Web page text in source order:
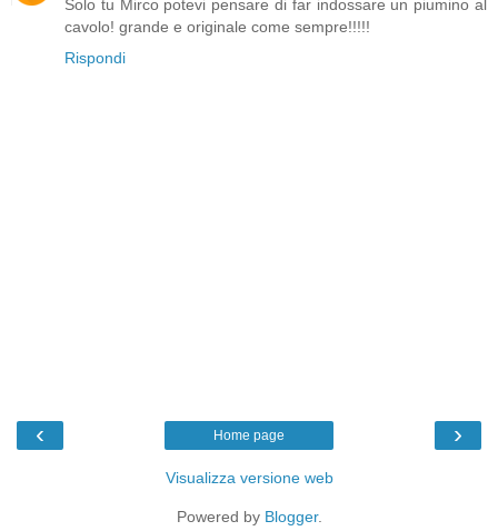
Solo tu Mirco potevi pensare di far indossare un piumino al
cavolo! grande e originale come sempre!!!!!
Rispondi
‹ ›
Home page
Visualizza versione web
Powered by Blogger.